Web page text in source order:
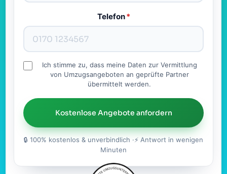
Telefon*
Ich stimme zu, dass meine Daten zur Vermittlung
von Umzugsangeboten an geprüfte Partner
übermittelt werden.
Kostenlose Angebote anfordern
🔒 100% kostenlos & unverbindlich ·⚡ Antwort in wenigen
Minuten